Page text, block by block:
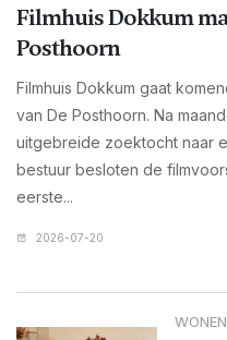
Filmhuis Dokkum
Posthoorn
Filmhuis Dokkum gaat
van De Posthoorn. Na
uitgebreide zoektocht naar
bestuur besloten de
eerste...
2026-07-20
WONEN